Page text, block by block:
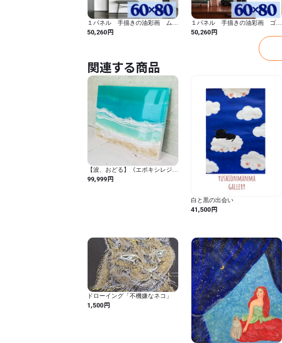
１パネル 手描きの油彩画 ムン
クの叫び 黒猫アレンジ 絵画
インテリア モダン アートパネ
50,260円
１パネル 手描きの油彩画 ゴッ
ホ 夜のカフェテラス 黒猫アレ
ンジ 絵画 インテリア モダン
50,260円
関連する商品
【波、おどる】《エポキシレジン
アート》
99,999円
白と黒の出会い
41,500円
ドローイング「不機嫌なネコ」
1,500円